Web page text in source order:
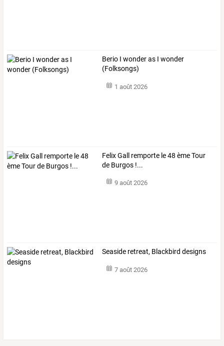
Berio I wonder as I wonder
(Folksongs)
1 août 2026
Felix Gall remporte le 48 ème Tour
de Burgos !...
9 août 2026
Seaside retreat, Blackbird designs
7 août 2026